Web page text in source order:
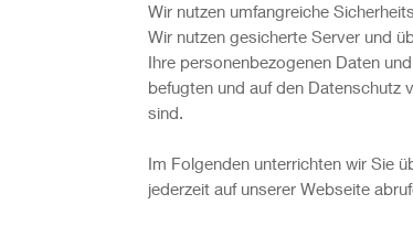
Wir nutzen umfangreiche
Wir nutzen gesicherte Server und
Ihre personenbezogenen Daten
befugten und auf den Datenschutz
sind.
Im Folgenden unterrichten wir Sie
jederzeit auf unserer Webseite